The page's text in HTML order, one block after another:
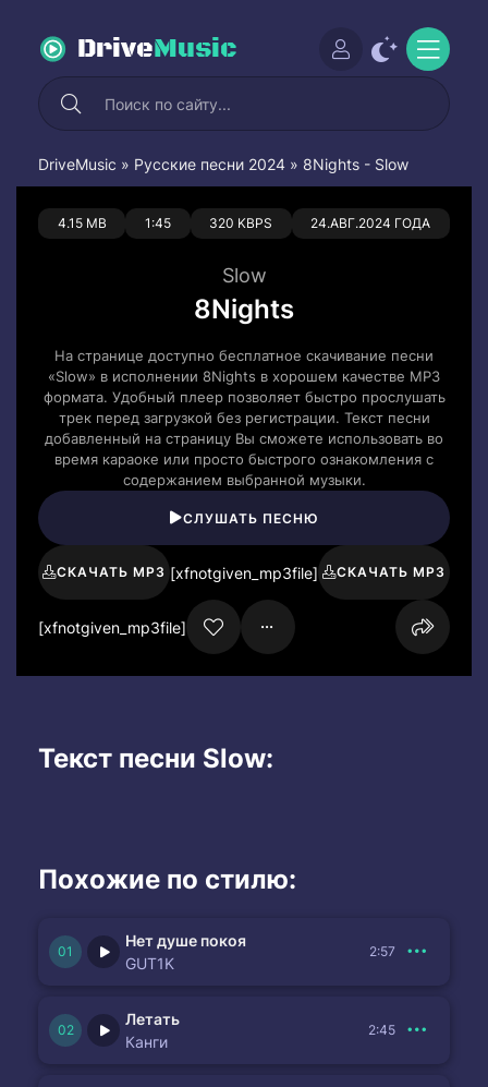
DriveMusic
DriveMusic » Русские песни 2024 » 8Nights - Slow
4.15 MB 1:45 320 KBPS 24.АВГ.2024 ГОДА
0 0
Slow
8Nights
На странице доступно бесплатное скачивание песни
«Slow» в исполнении 8Nights в хорошем качестве MP3
формата. Удобный плеер позволяет быстро прослушать
трек перед загрузкой без регистрации. Текст песни
добавленный на страницу Вы сможете использовать во
время караоке или просто быстрого ознакомления с
содержанием выбранной музыки.
СЛУШАТЬ ПЕСНЮ
СКАЧАТЬ MP3 [xfnotgiven_mp3file] СКАЧАТЬ MP3
[xfnotgiven_mp3file]
Текст песни Slow:
Похожие по стилю:
Нет душе покоя
GUT1K
2:57
Летать
Канги
2:45